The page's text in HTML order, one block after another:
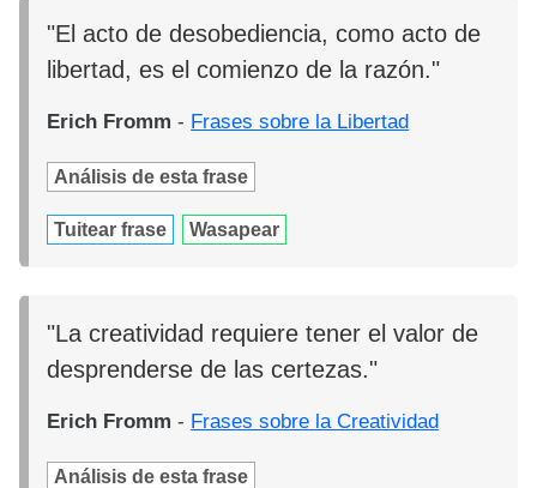
"El acto de desobediencia, como acto de
libertad, es el comienzo de la razón."
Erich Fromm - Frases sobre la Libertad
Análisis de esta frase
Tuitear frase Wasapear
"La creatividad requiere tener el valor de
desprenderse de las certezas."
Erich Fromm - Frases sobre la Creatividad
Análisis de esta frase